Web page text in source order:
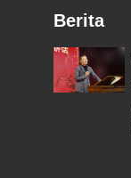
Berita